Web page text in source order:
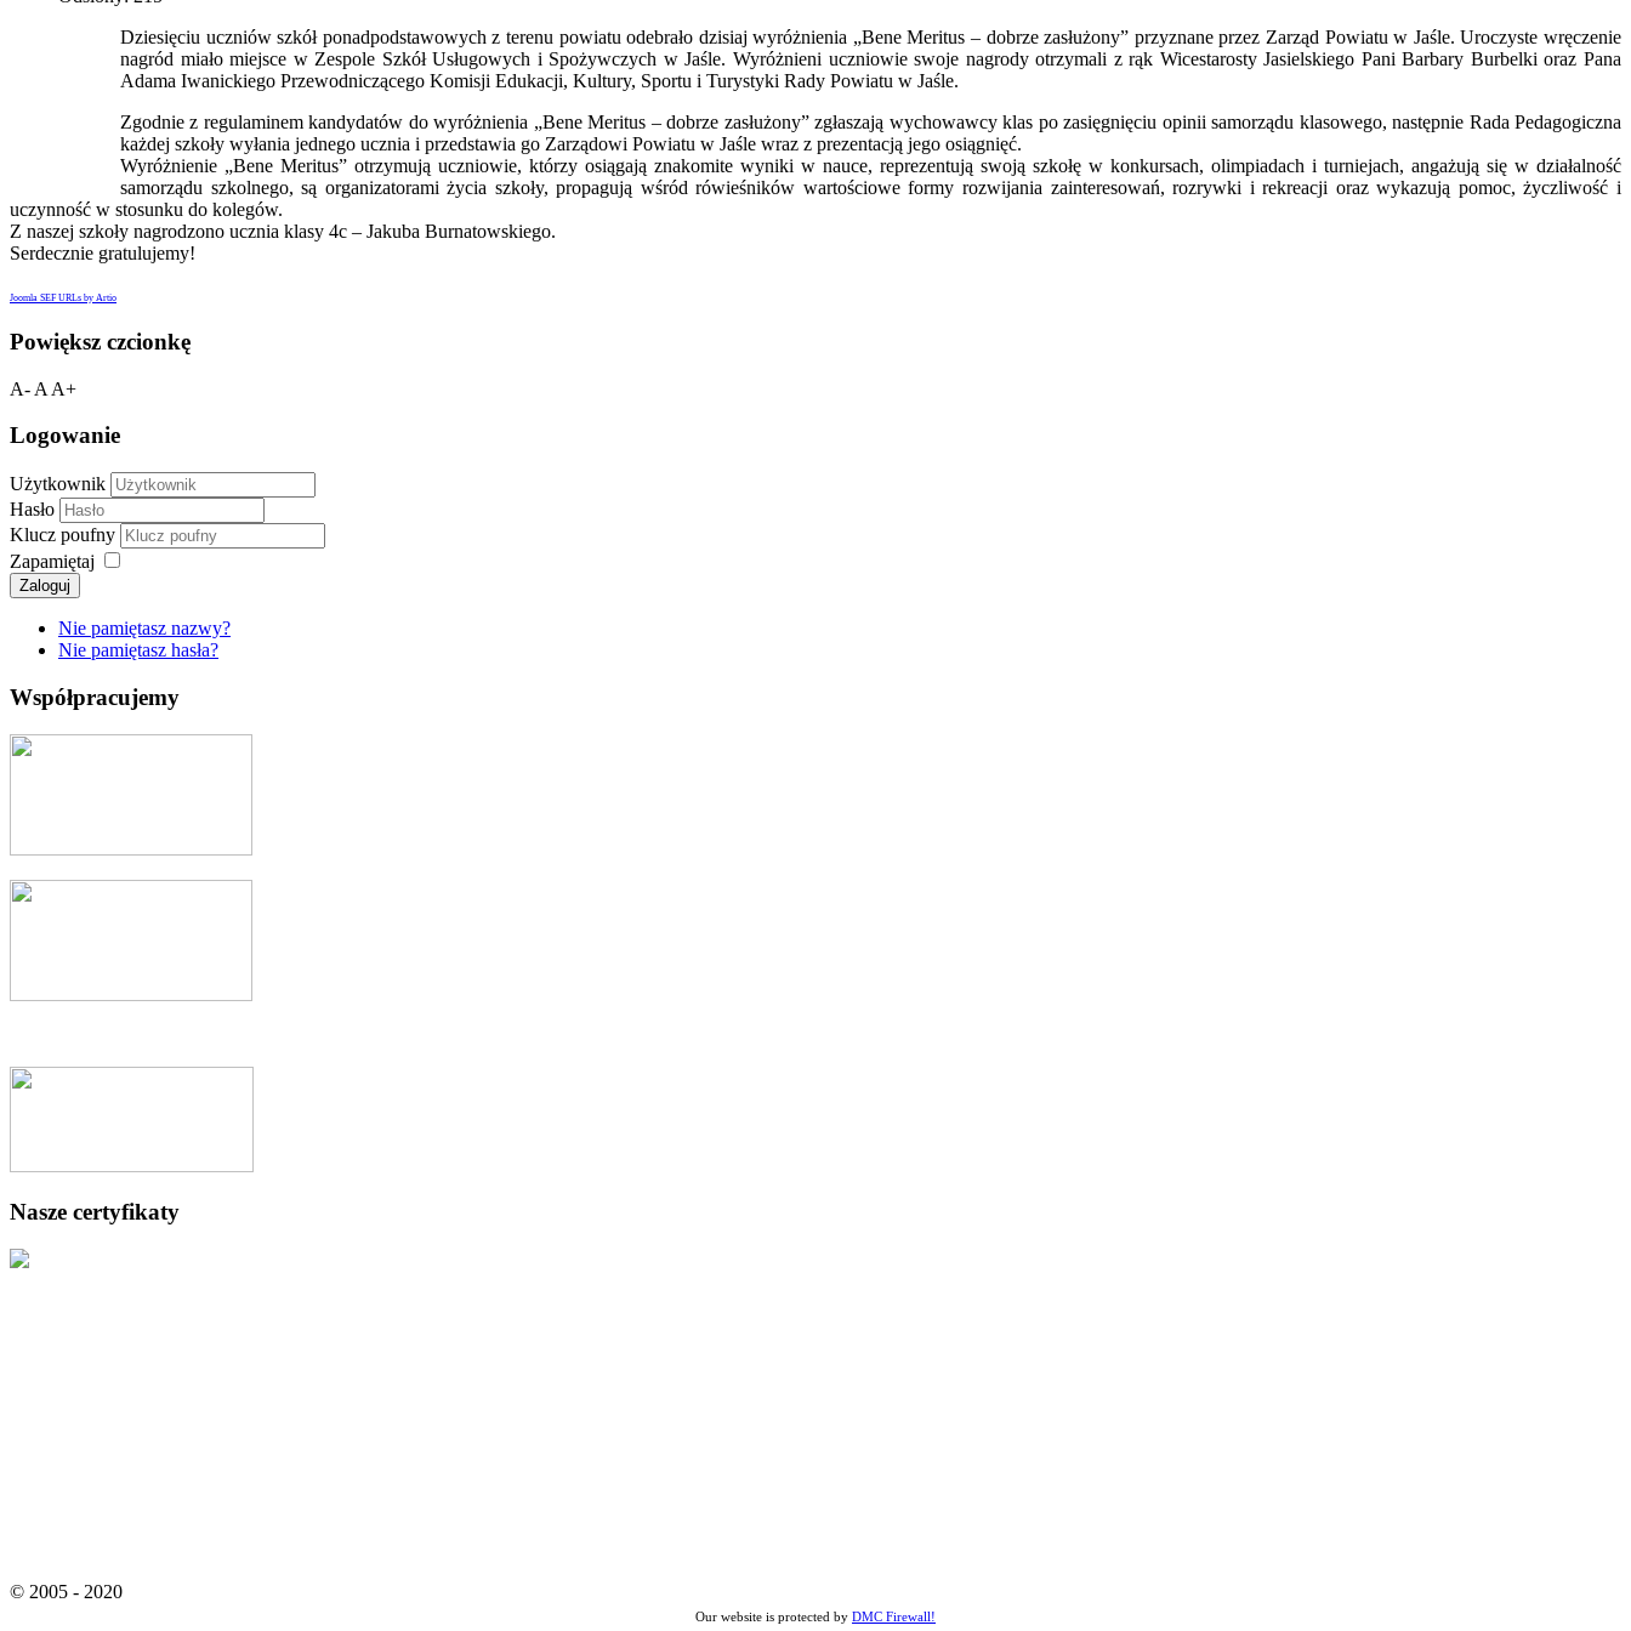
Dziesięciu uczniów szkół ponadpodstawowych z terenu powiatu odebrało dzisiaj wyróżnienia „Bene Meritus – dobrze zasłużony” przyznane przez Zarząd Powiatu w Jaśle. Uroczyste wręczenie
nagród miało miejsce w Zespole Szkół Usługowych i Spożywczych w Jaśle. Wyróżnieni uczniowie swoje nagrody otrzymali z rąk Wicestarosty Jasielskiego Pani Barbary Burbelki oraz Pana
Adama Iwanickiego Przewodniczącego Komisji Edukacji, Kultury, Sportu i Turystyki Rady Powiatu w Jaśle.
Zgodnie z regulaminem kandydatów do wyróżnienia „Bene Meritus – dobrze zasłużony” zgłaszają wychowawcy klas po zasięgnięciu opinii samorządu klasowego, następnie Rada Pedagogiczna
każdej szkoły wyłania jednego ucznia i przedstawia go Zarządowi Powiatu w Jaśle wraz z prezentacją jego osiągnięć.
Wyróżnienie „Bene Meritus” otrzymują uczniowie, którzy osiągają znakomite wyniki w nauce, reprezentują swoją szkołę w konkursach, olimpiadach i turniejach, angażują się w działalność
samorządu szkolnego, są organizatorami życia szkoły, propagują wśród rówieśników wartościowe formy rozwijania zainteresowań, rozrywki i rekreacji oraz wykazują pomoc, życzliwość i
uczynność w stosunku do kolegów.
Z naszej szkoły nagrodzono ucznia klasy 4c – Jakuba Burnatowskiego.
Serdecznie gratulujemy!
Joomla SEF URLs by Artio
Powiększ czcionkę
A- A A+
Logowanie
Użytkownik
Hasło
Klucz poufny
Zapamiętaj
Zaloguj
Nie pamiętasz nazwy?
Nie pamiętasz hasła?
Współpracujemy
Nasze certyfikaty
© 2005 - 2020
Our website is protected by DMC Firewall!